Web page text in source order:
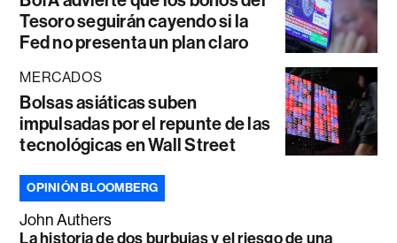
Tesoro seguirán cayendo si la
Fed no presenta un plan claro
MERCADOS
Bolsas asiáticas suben
impulsadas por el repunte de las
tecnológicas en Wall Street
OPINIÓN BLOOMBERG
John Authers
La historia de dos burbujas y el riesgo de una